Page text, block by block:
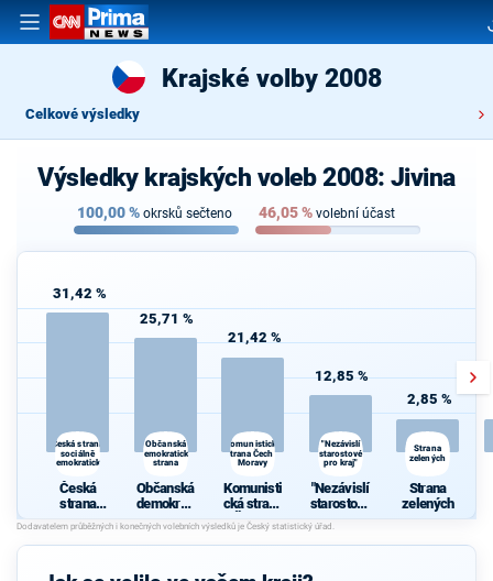
Krajské volby 2008
Celkové výsledky
Výsledky krajských voleb 2008: Jivina
100,00% okrsků sečteno 46,05% volební účast
31,42 %
Česká strana
sociálně
demokratická
Česká
strana
sociálně
demokrati
cká
25,71 %
Občanská
demokratická
strana
Občanská
demokrati
cká strana
21,42 %
Komunistická
strana Čech a
Moravy
Komunisti
cká strana
Čech a
Moravy
12,85 %
"Nezávislí
starostové
pro kraj"
"Nezávislí
starostové
pro kraj"
2,85 %
Strana
zelených
Strana
zelených